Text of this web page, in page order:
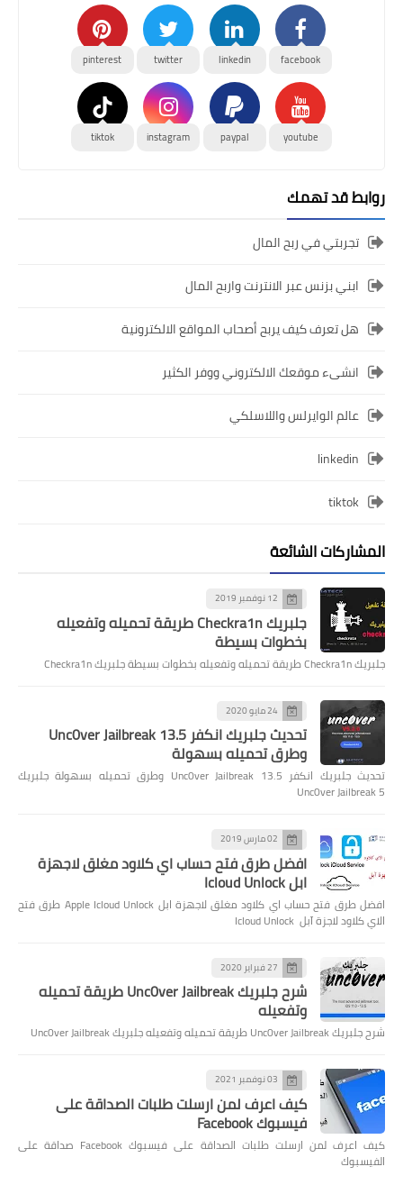
facebook
linkedin
twitter
pinterest
youtube
paypal
instagram
tiktok
روابط قد تهمك
تجربتي في ربح المال
ابني بزنس عبر الانترنت واربح المال
هل تعرف كيف يربح أصحاب المواقع الالكترونية
انشىء موقعك الالكتروني ووفر الكثير
عالم الوايرلس واللاسلكي
linkedin
tiktok
المشاركات الشائعة
12 نوفمبر 2019
جلبريك Checkra1n طريقة تحميله وتفعيله
بخطوات بسيطة
جلبريك Checkra1n طريقة تحميله وتفعيله بخطوات بسيطة جلبريك Checkra1n
24 مايو 2020
تحديث جلبريك انكفر Unc0ver Jailbreak 13.5
وطرق تحميله بسهولة
تحديث جلبريك انكفر Unc0ver Jailbreak 13.5 وطرق تحميله بسهولة جلبريك
Unc0ver Jailbreak 5
02 مارس 2019
افضل طرق فتح حساب اي كلاود مغلق لاجهزة
ابل Icloud Unlock
افضل طرق فتح حساب اي كلاود مغلق لاجهزة ابل Apple Icloud Unlock طرق فتح
الاي كلاود لاجزة آبل Icloud Unlock
27 فبراير 2020
شرح جلبريك Unc0ver Jailbreak طريقة تحميله
وتفعيله
شرح جلبريك Unc0ver Jailbreak طريقة تحميله وتفعيله جلبريك Unc0ver Jailbreak
03 نوفمبر 2021
كيف اعرف لمن ارسلت طلبات الصداقة على
فيسبوك Facebook
كيف اعرف لمن ارسلت طلبات الصداقة على فيسبوك Facebook صداقة على
الفيسبوك